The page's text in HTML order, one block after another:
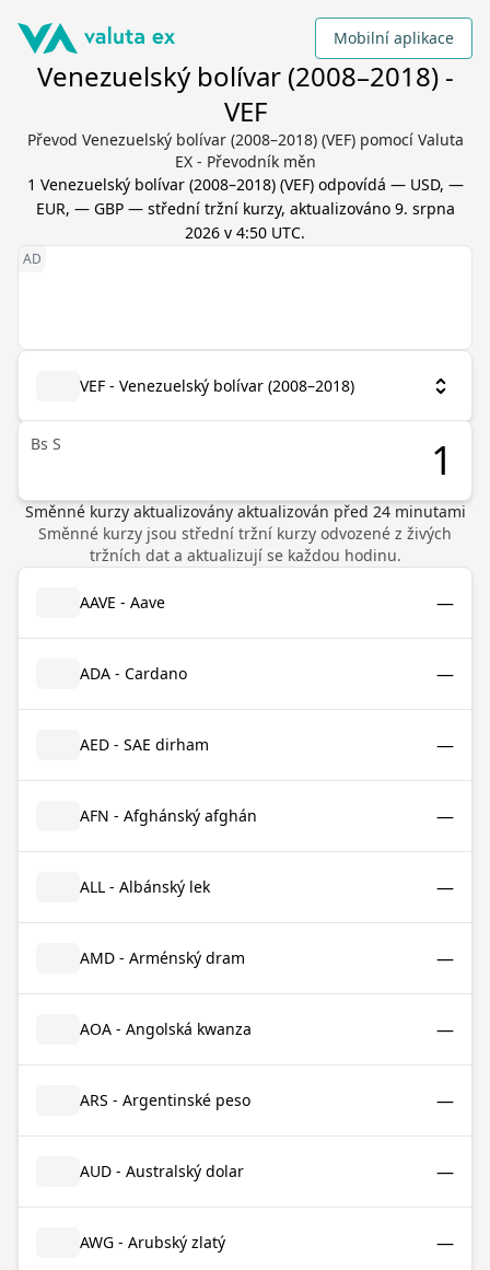
Mobilní aplikace
Venezuelský bolívar (2008–2018) -
VEF
Převod Venezuelský bolívar (2008–2018) (VEF) pomocí Valuta
EX - Převodník měn
1 Venezuelský bolívar (2008–2018)(VEF) odpovídá — USD, —
EUR, — GBP— střední tržní kurzy, aktualizováno 9. srpna
2026 v 4:50 UTC.
VEF - Venezuelský bolívar (2008–2018)
Bs S
Směnné kurzy aktualizovány aktualizován před 24minutami
Směnné kurzy jsou střední tržní kurzy odvozené z živých
tržních dat a aktualizují se každou hodinu.
AAVE - Aave —
ADA - Cardano —
AED - SAE dirham —
AFN - Afghánský afghán —
ALL - Albánský lek —
AMD - Arménský dram —
AOA - Angolská kwanza —
ARS - Argentinské peso —
AUD - Australský dolar —
AWG - Arubský zlatý —